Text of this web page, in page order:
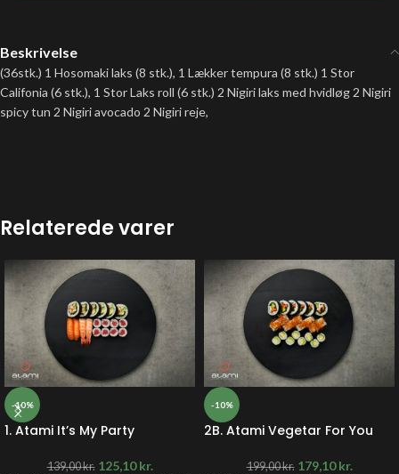
Beskrivelse
(36stk.) 1 Hosomaki laks (8 stk.), 1 Lækker tempura (8 stk.) 1 Stor
Califonia (6 stk.), 1 Stor Laks roll (6 stk.) 2 Nigiri laks med hvidløg 2 Nigiri
spicy tun 2 Nigiri avocado 2 Nigiri reje,
Relaterede varer
-10%
1. Atami It’s My Party
139,00kr. 125,10kr.
-10%
2B. Atami Vegetar For You
199,00kr. 179,10kr.